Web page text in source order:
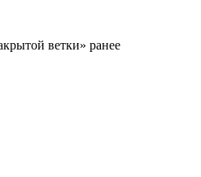
ветки» ранее